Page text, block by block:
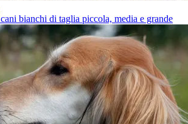
bianchi di taglia piccola, media e grande